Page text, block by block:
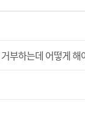
부하는데 어떻게 해